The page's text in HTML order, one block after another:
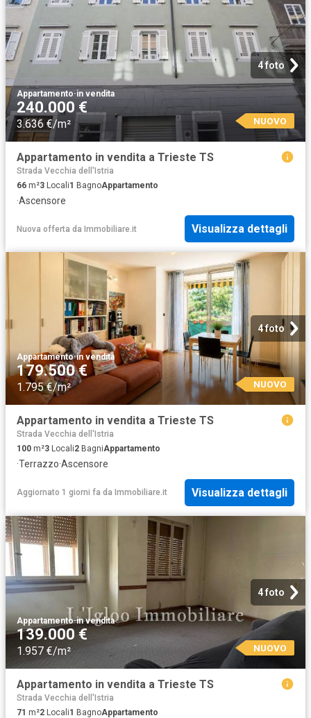
4 foto
Appartamento·in vendita
240.000 €
3.636 €/m² NUOVO
Appartamento in vendita a Trieste TS
Strada Vecchia dell'Istria
66 m²3 Locali1 BagnoAppartamento
·Ascensore
Nuova offerta da Immobiliare.it Visualizza dettagli
4 foto
Appartamento·in vendita
179.500 €
1.795 €/m² NUOVO
Appartamento in vendita a Trieste TS
Strada Vecchia dell'Istria
100 m²3 Locali2 BagniAppartamento
·Terrazzo·Ascensore
Aggiornato 1 giorni fa da Immobiliare.it Visualizza dettagli
4 foto
Appartamento·in vendita
139.000 €
1.957 €/m² NUOVO
Appartamento in vendita a Trieste TS
Strada Vecchia dell'Istria
71 m²2 Locali1 BagnoAppartamento